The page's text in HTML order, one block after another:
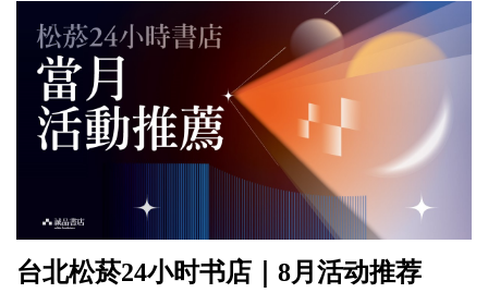
台北松菸24小时书店｜8月活动推荐